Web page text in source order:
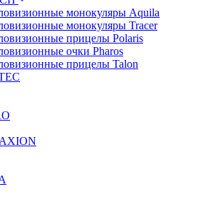
монокуляры Aquila
монокуляры Tracer
прицелы Polaris
очки Pharos
прицелы Talon